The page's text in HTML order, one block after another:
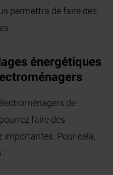
permettra de faire des
énergétiques
de
faire des
importantes. Pour cela,
: